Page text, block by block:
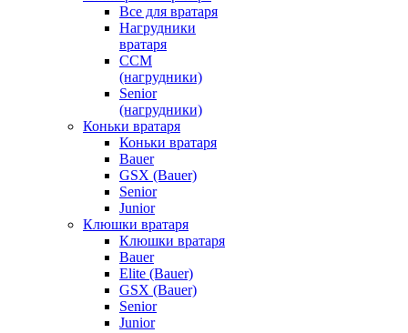
Все для вратаря
Нагрудники
вратаря
CCM
(нагрудники)
Senior
(нагрудники)
Коньки вратаря
Коньки вратаря
Bauer
GSX (Bauer)
Senior
Junior
Клюшки вратаря
Клюшки вратаря
Bauer
Elite (Bauer)
GSX (Bauer)
Senior
Junior